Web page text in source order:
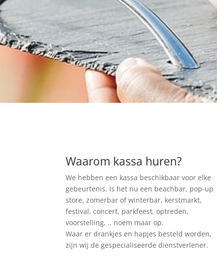
Waarom kassa huren?
We hebben een kassa beschikbaar voor elke
gebeurtenis. Is het nu een beachbar, pop-up
store, zomerbar of winterbar, kerstmarkt,
festival, concert, parkfeest, optreden,
voorstelling, .. noem maar op.
Waar er drankjes en hapjes besteld worden,
zijn wij de gespecialiseerde dienstverlener.